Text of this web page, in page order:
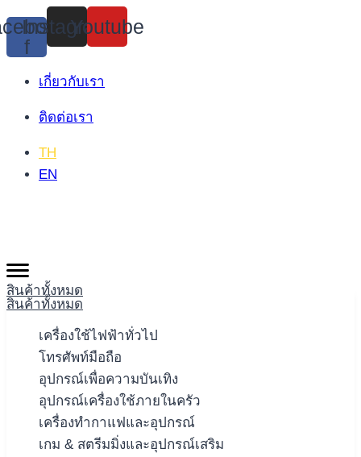
Skip
to
content
f
Instagram
Youtube
เกี่ยวกับเรา
ติดต่อเรา
TH
EN
สินค้าทั้งหมด
สินค้าทั้งหมด
เครื่องใช้ไฟฟ้าทั่วไป
โทรศัพท์มือถือ
อุปกรณ์เพื่อความบันเทิง
อุปกรณ์เครื่องใช้ภายในครัว
เครื่องทำกาแฟและอุปกรณ์
เกม & สตรีมมิ่งและอุปกรณ์เสริม